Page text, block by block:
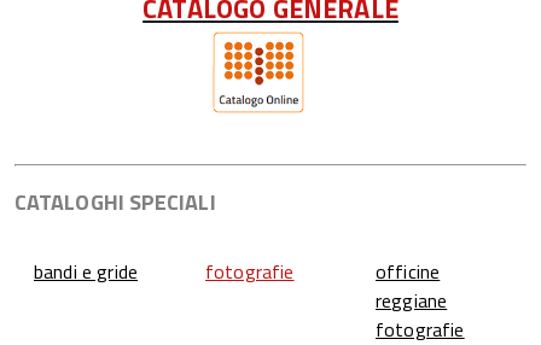
CATALOGO GENERALE
CATALOGHI SPECIALI
bandi e gride fotografie
officine
reggiane
fotografie